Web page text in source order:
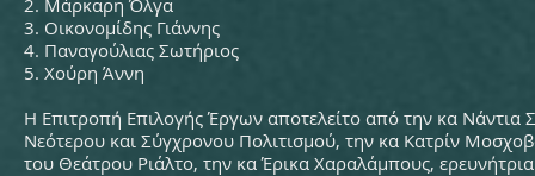
2. Μάρκαρη Όλγα
3. Οικονομίδης Γιάννης
4. Παναγούλιας Σωτήριος
5. Χούρη Άννη
Η Επιτροπή Επιλογής Έργων αποτελείτο από την κα Νάντια
Νεότερου και Σύγχρονου Πολιτισμού, την κα Κατρίν
του Θεάτρου Ριάλτο, την κα Έρικα Χαραλάμπους,